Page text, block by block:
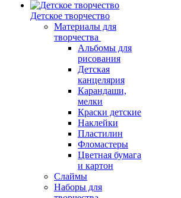
Детское творчество
Материалы для
творчества
Альбомы для
рисования
Детская
канцелярия
Карандаши,
мелки
Краски детские
Наклейки
Пластилин
Фломастеры
Цветная бумага
и картон
Слаймы
Наборы для